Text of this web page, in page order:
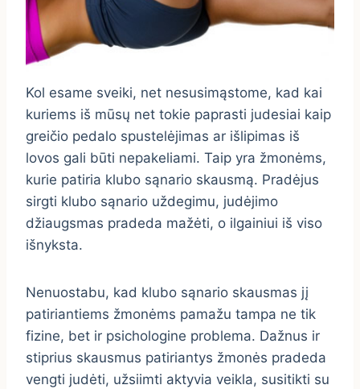
Kol esame sveiki, net nesusimąstome, kad kai
kuriems iš mūsų net tokie paprasti judesiai kaip
greičio pedalo spustelėjimas ar išlipimas iš
lovos gali būti nepakeliami. Taip yra žmonėms,
kurie patiria klubo sąnario skausmą. Pradėjus
sirgti klubo sąnario uždegimu, judėjimo
džiaugsmas pradeda mažėti, o ilgainiui iš viso
išnyksta.
Nenuostabu, kad klubo sąnario skausmas jį
patiriantiems žmonėms pamažu tampa ne tik
fizine, bet ir psichologine problema. Dažnus ir
stiprius skausmus patiriantys žmonės pradeda
vengti judėti, užsiimti aktyvia veikla, susitikti su